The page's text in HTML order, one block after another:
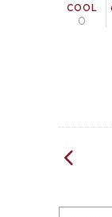
COOL
0